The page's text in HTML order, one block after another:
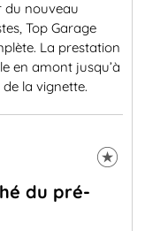
du nouveau
Top Garage
La prestation
en amont jusqu’à
la vignette.
du pré-